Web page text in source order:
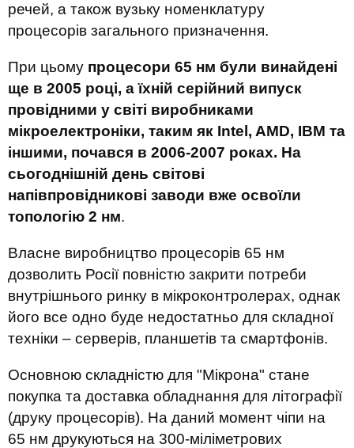
речей, а також вузьку номенклатуру
процесорів загального призначення.
При цьому процесори 65 нм були винайдені
ще в 2005 році, а їхній серійний випуск
провідними у світі виробниками
мікроелектроніки, таким як Intel, AMD, IBM та
іншими, почався в 2006-2007 роках. На
сьогоднішній день світові
напівпровідникові заводи вже освоїли
топологію 2 нм.
Власне виробництво процесорів 65 нм
дозволить Росії повністю закрити потреби
внутрішнього ринку в мікроконтролерах, однак
його все одно буде недостатньо для складної
техніки – серверів, планшетів та смартфонів.
Основною складністю для "Мікрона" стане
покупка та доставка обладнання для літографії
(друку процесорів). На даний момент чіпи на
65 нм друкуються на 300-міліметрових